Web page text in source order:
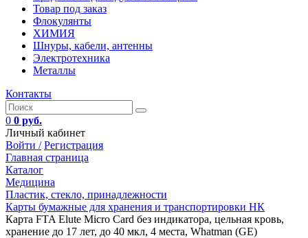
Товар под заказ
Флокулянты
ХИМИЯ
Шнуры, кабели, антенны
Электротехника
Металлы
Контакты
0 0 руб.
Личный кабинет
Войти / Регистрация
Главная страница
Каталог
Медицина
Пластик, стекло, принадлежности
Карты бумажные для хранения и транспортировки НК
Карта FTA Elute Micro Card без индикатора, цельная кровь,
хранение до 17 лет, до 40 мкл, 4 места, Whatman (GE)